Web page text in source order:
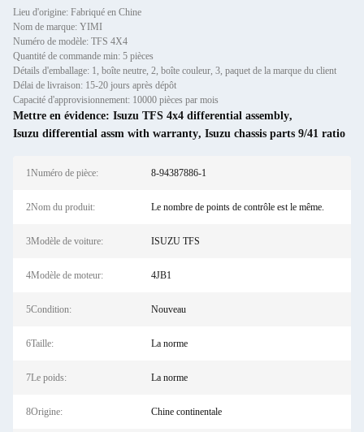
Lieu d'origine: Fabriqué en Chine
Nom de marque: YIMI
Numéro de modèle: TFS 4X4
Quantité de commande min: 5 pièces
Détails d'emballage: 1, boîte neutre, 2, boîte couleur, 3, paquet de la marque du client
Délai de livraison: 15-20 jours après dépôt
Capacité d'approvisionnement: 10000 pièces par mois
Mettre en évidence: Isuzu TFS 4x4 differential assembly,
Isuzu differential assm with warranty, Isuzu chassis parts 9/41 ratio
1Numéro de pièce: 8-94387886-1
2Nom du produit: Le nombre de points de contrôle est le même.
3Modèle de voiture: ISUZU TFS
4Modèle de moteur: 4JB1
5Condition: Nouveau
6Taille: La norme
7Le poids: La norme
8Origine: Chine continentale